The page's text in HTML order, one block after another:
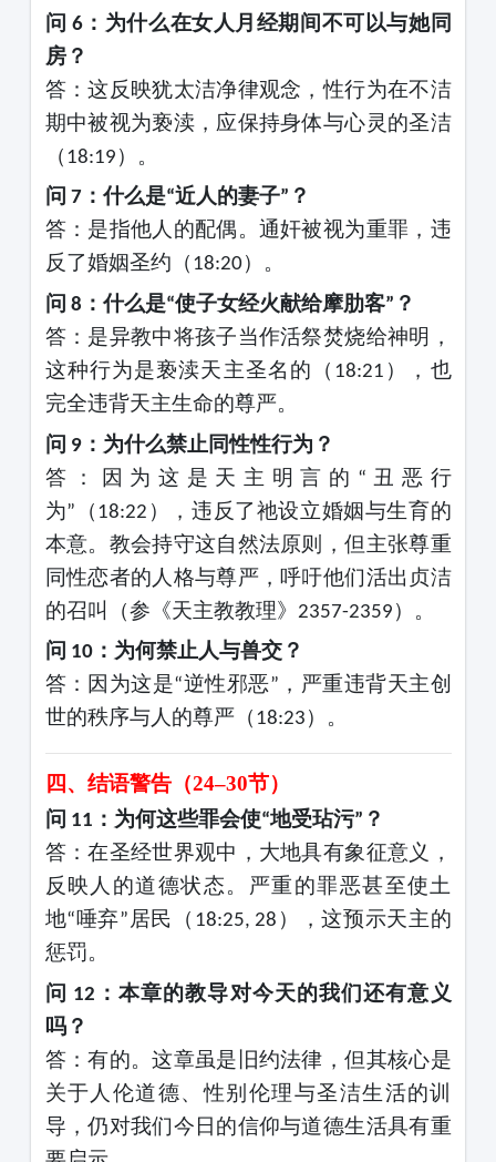
问 6：为什么在女人月经期间不可以与她同
房？
答：这反映犹太洁净律观念，性行为在不洁
期中被视为亵渎，应保持身体与心灵的圣洁
（ 18:19 ）。
问 7：什么是“近人的妻子” ？
答：是指他人的配偶。通奸被视为重罪，违
反了婚姻圣约（ 18:20）。
问 8 ：什么是“使子女经火献给摩肋客” ？
答：是异教中将孩子当作活祭焚烧给神明，
这种行为是亵渎天主圣名的（ 18:21 ），也
完全违背天主生命的尊严。
问 9：为什么禁止同性性行为？
答：因为这是天主明言的 “ 丑恶行
为” （ 18:22 ），违反了祂设立婚姻与生育的
本意。教会持守这自然法原则，但主张尊重
同性恋者的人格与尊严，呼吁他们活出贞洁
的召叫（参《天主教教理》 2357-2359 ）。
问 10：为何禁止人与兽交？
答：因为这是“逆性邪恶” ，严重违背天主创
世的秩序与人的尊严（ 18:23 ）。
四、结语警告（24–30节）
问 11 ：为何这些罪会使“地受玷污” ？
答：在圣经世界观中，大地具有象征意义，
反映人的道德状态。严重的罪恶甚至使土
地“ 唾弃” 居民（ 18:25, 28 ），这预示天主的
惩罚。
问 12 ：本章的教导对今天的我们还有意义
吗？
答：有的。这章虽是旧约法律，但其核心是
关于人伦道德、性别伦理与圣洁生活的训
导，仍对我们今日的信仰与道德生活具有重